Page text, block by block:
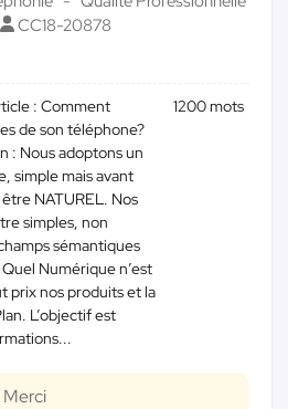
CC18-20878
: Comment
de son téléphone?
: Nous adoptons un
simple mais avant
NATUREL. Nos
simples, non
sémantiques
Numérique n’est
prix nos produits et la
L’objectif est
1200 mots
Merci